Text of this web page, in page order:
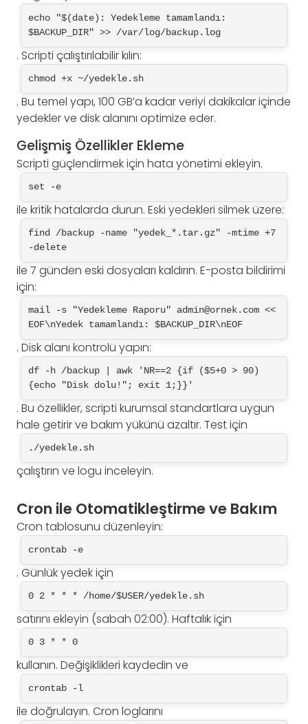
echo "$(date): Yedekleme tamamlandı:
$BACKUP_DIR" >> /var/log/backup.log
. Scripti çalıştırılabilir kılın:
chmod +x ~/yedekle.sh
. Bu temel yapı, 100 GB’a kadar veriyi dakikalar içinde
yedekler ve disk alanını optimize eder.
Gelişmiş Özellikler Ekleme
Scripti güçlendirmek için hata yönetimi ekleyin.
set -e
ile kritik hatalarda durun. Eski yedekleri silmek üzere:
find /backup -name "yedek_*.tar.gz" -mtime +7
-delete
ile 7 günden eski dosyaları kaldırın. E-posta bildirimi
için:
mail -s "Yedekleme Raporu" admin@ornek.com <<
EOF\nYedek tamamlandı: $BACKUP_DIR\nEOF
. Disk alanı kontrolü yapın:
df -h /backup | awk 'NR==2 {if ($5+0 > 90)
{echo "Disk dolu!"; exit 1;}}'
. Bu özellikler, scripti kurumsal standartlara uygun
hale getirir ve bakım yükünü azaltır. Test için
./yedekle.sh
çalıştırın ve logu inceleyin.
Cron ile Otomatikleştirme ve Bakım
Cron tablosunu düzenleyin:
crontab -e
. Günlük yedek için
0 2 * * * /home/$USER/yedekle.sh
satırını ekleyin (sabah 02:00). Haftalık için
0 3 * * 0
kullanın. Değişiklikleri kaydedin ve
crontab -l
ile doğrulayın. Cron loglarını